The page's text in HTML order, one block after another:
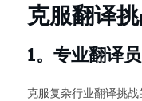
克服翻译
1。专业翻译员
克服复杂行业翻译挑